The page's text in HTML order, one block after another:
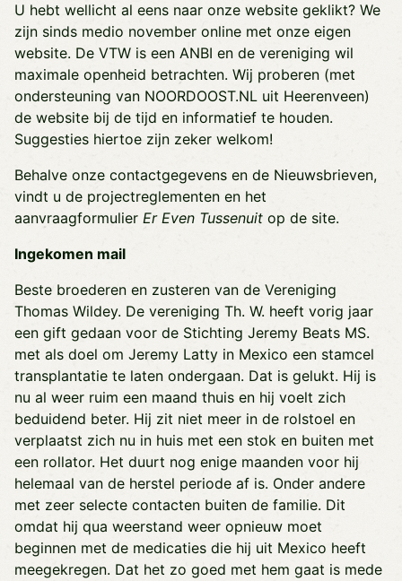
U hebt wellicht al eens naar onze website geklikt? We
zijn sinds medio november online met onze eigen
website. De VTW is een ANBI en de vereniging wil
maximale openheid betrachten. Wij proberen (met
ondersteuning van NOORDOOST.NL uit Heerenveen)
de website bij de tijd en informatief te houden.
Suggesties hiertoe zijn zeker welkom!
Behalve onze contactgegevens en de Nieuwsbrieven,
vindt u de projectreglementen en het
aanvraagformulier Er Even Tussenuit op de site.
Ingekomen mail
Beste broederen en zusteren van de Vereniging
Thomas Wildey. De vereniging Th. W. heeft vorig jaar
een gift gedaan voor de Stichting Jeremy Beats MS.
met als doel om Jeremy Latty in Mexico een stamcel
transplantatie te laten ondergaan. Dat is gelukt. Hij is
nu al weer ruim een maand thuis en hij voelt zich
beduidend beter. Hij zit niet meer in de rolstoel en
verplaatst zich nu in huis met een stok en buiten met
een rollator. Het duurt nog enige maanden voor hij
helemaal van de herstel periode af is. Onder andere
met zeer selecte contacten buiten de familie. Dit
omdat hij qua weerstand weer opnieuw moet
beginnen met de medicaties die hij uit Mexico heeft
meegekregen. Dat het zo goed met hem gaat is mede